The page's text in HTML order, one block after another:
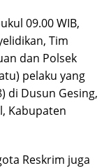
09.00 WIB,
Tim
dan Polsek
pelaku yang
di Dusun Gesing,
Kabupaten
Reskrim juga